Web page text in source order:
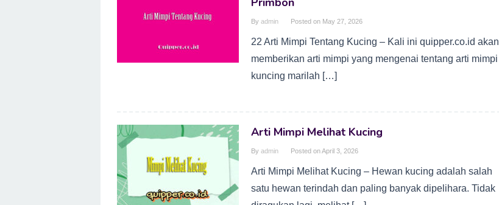
By admin Posted on May 27, 2026
22 Arti Mimpi Tentang Kucing – Kali ini quipper.co.id akan
memberikan arti mimpi yang mengenai tentang arti mimpi
kuncing marilah […]
Arti Mimpi Melihat Kucing
By admin Posted onApril 3, 2026
Arti Mimpi Melihat Kucing – Hewan kucing adalah salah
satu hewan terindah dan paling banyak dipelihara. Tidak